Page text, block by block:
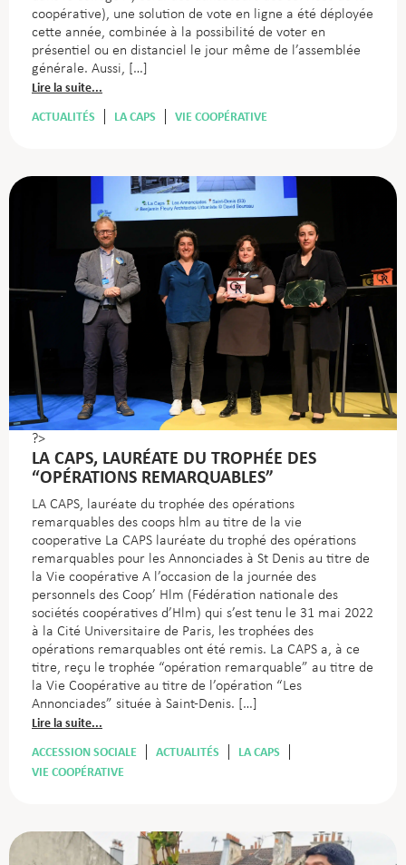
coopérative), une solution de vote en ligne a été déployée
cette année, combinée à la possibilité de voter en
présentiel ou en distanciel le jour même de l’assemblée
générale. Aussi, […]
Lire la suite...
ACTUALITÉS
LA CAPS VIE COOPÉRATIVE
?>
LA CAPS, LAURÉATE DU TROPHÉE DES
“OPÉRATIONS REMARQUABLES”
LA CAPS, lauréate du trophée des opérations
remarquables des coops hlm au titre de la vie
cooperative La CAPS lauréate du trophé des opérations
remarquables pour les Annonciades à St Denis au titre de
la Vie coopérative A l’occasion de la journée des
personnels des Coop’ Hlm (Fédération nationale des
sociétés coopératives d’Hlm) qui s’est tenu le 31 mai 2022
à la Cité Universitaire de Paris, les trophées des
opérations remarquables ont été remis. La CAPS a, à ce
titre, reçu le trophée “opération remarquable” au titre de
la Vie Coopérative au titre de l’opération “Les
Annonciades” située à Saint-Denis. […]
Lire la suite...
ACCESSION SOCIALE
ACTUALITÉS
LA CAPS
VIE COOPÉRATIVE